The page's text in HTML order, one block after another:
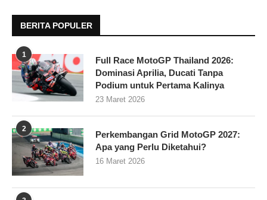
BERITA POPULER
1
Full Race MotoGP Thailand 2026:
Dominasi Aprilia, Ducati Tanpa
Podium untuk Pertama Kalinya
23 Maret 2026
2
Perkembangan Grid MotoGP 2027:
Apa yang Perlu Diketahui?
16 Maret 2026